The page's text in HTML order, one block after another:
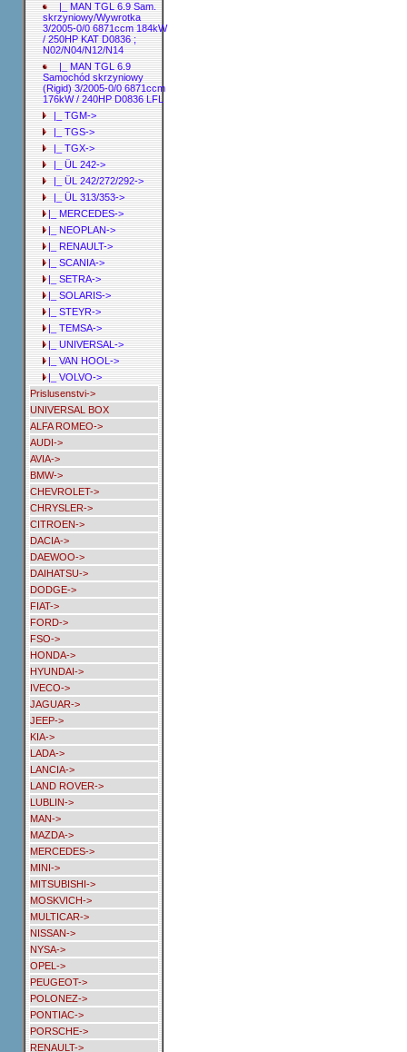
|_ MAN TGL 6.9 Sam.
skrzyniowy/Wywrotka
3/2005-0/0 6871ccm 184kW
/ 250HP KAT D0836 ;
N02/N04/N12/N14
|_ MAN TGL 6.9
Samochód skrzyniowy
(Rigid) 3/2005-0/0 6871ccm
176kW / 240HP D0836 LFL
|_ TGM->
|_ TGS->
|_ TGX->
|_ ÜL 242->
|_ ÜL 242/272/292->
|_ ÜL 313/353->
|_ MERCEDES->
|_ NEOPLAN->
|_ RENAULT->
|_ SCANIA->
|_ SETRA->
|_ SOLARIS->
|_ STEYR->
|_ TEMSA->
|_ UNIVERSAL->
|_ VAN HOOL->
|_ VOLVO->
Prislusenstvi->
UNIVERSAL BOX
ALFA ROMEO->
AUDI->
AVIA->
BMW->
CHEVROLET->
CHRYSLER->
CITROEN->
DACIA->
DAEWOO->
DAIHATSU->
DODGE->
FIAT->
FORD->
FSO->
HONDA->
HYUNDAI->
IVECO->
JAGUAR->
JEEP->
KIA->
LADA->
LANCIA->
LAND ROVER->
LUBLIN->
MAN->
MAZDA->
MERCEDES->
MINI->
MITSUBISHI->
MOSKVICH->
MULTICAR->
NISSAN->
NYSA->
OPEL->
PEUGEOT->
POLONEZ->
PONTIAC->
PORSCHE->
RENAULT->